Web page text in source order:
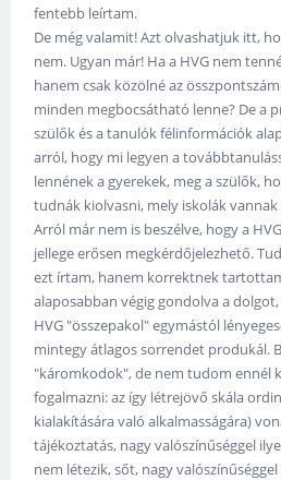
fentebb leírtam.
De még valamit! Azt olvashatjuk itt,
nem. Ugyan már! Ha a HVG nem
hanem csak közölné az
minden megbocsátható lenne? De a
szülők és a tanulók félinformációk
arról, hogy mi legyen a
lennének a gyerekek, meg a szülők,
tudnák kiolvasni, mely iskolák vannak
Arról már nem is beszélve, hogy a
jellege erősen megkérdőjelezhető.
ezt írtam, hanem korrektnek
alaposabban végig gondolva a
HVG "összepakol" egymástól
mintegy átlagos sorrendet produkál.
"káromkodok", de nem tudom ennél
fogalmazni: az így létrejövő skála
kialakítására való alkalmasságára)
tájékoztatás, nagy valószínűséggel
nem létezik, sőt, nagy